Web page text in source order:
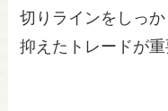
切りラインをしっ
抑えたトレードが重